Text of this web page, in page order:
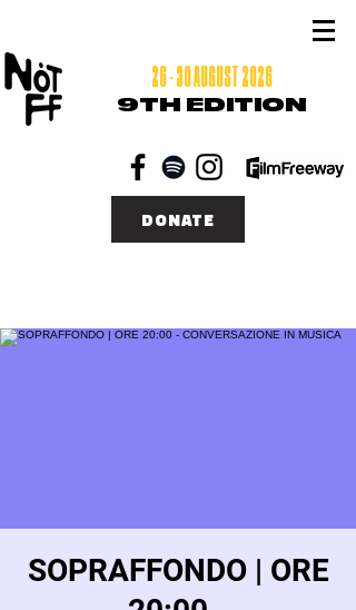
26 - 30 AUGUST 2026
9TH EDITION
DONATE
SOPRAFFONDO | ORE